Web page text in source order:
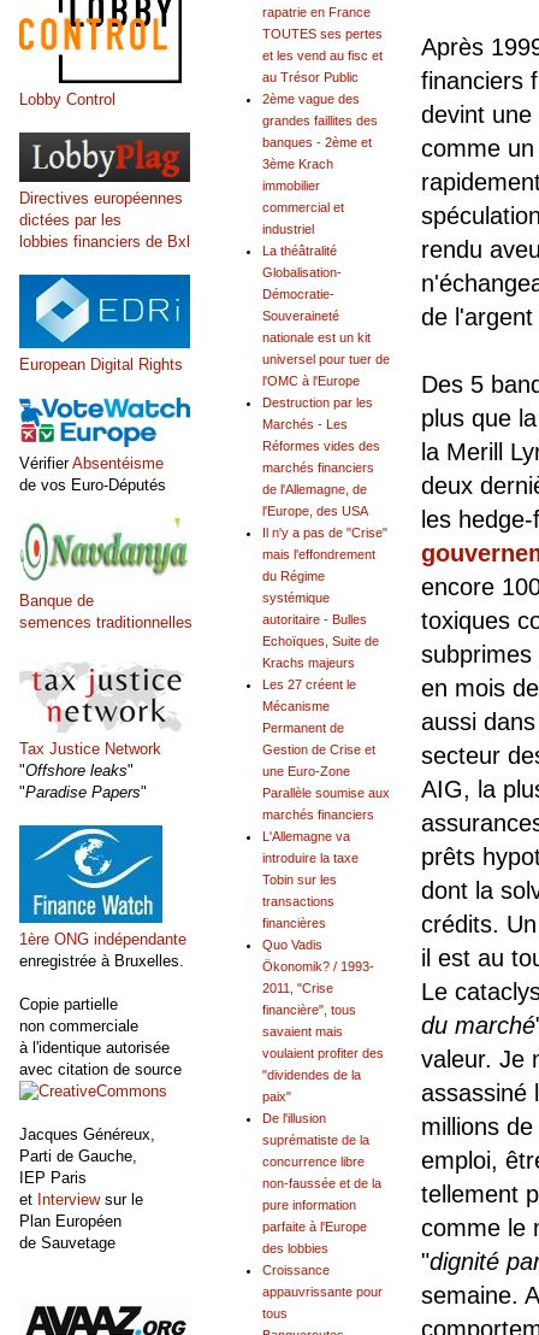
Après
financiers
devint
comme
rendu
de
Des 5
plus que
la Merill
deux
les
encore
toxiques
en mois
aussi
secteur
AIG, la
prêts
dont la
crédits.
il est au
Le
du marché
valeur. Je
assassiné
millions
emploi,
tellement
comme le
"dignité
semaine.
rapatrie en France
TOUTES ses pertes
et les vend au fisc et
au Trésor Public
2ème vague des
grandes faillites des
banques - 2ème et
3ème Krach
immobilier
commercial et
industriel
La théâtralité
Globalisation-
Démocratie-
Souveraineté
nationale est un kit
universel pour tuer de
l'OMC à l'Europe
Destruction par les
Marchés - Les
Réformes vides des
marchés financiers
de l'Allemagne, de
l'Europe, des USA
Il n'y a pas de "Crise"
mais l'effondrement
du Régime
systémique
autoritaire - Bulles
Echoïques, Suite de
Krachs majeurs
Les 27 créent le
Mécanisme
Permanent de
Gestion de Crise et
une Euro-Zone
Parallèle soumise aux
marchés financiers
L'Allemagne va
introduire la taxe
Tobin sur les
transactions
financières
Quo Vadis
Ökonomik? / 1993-
2011, "Crise
financière", tous
savaient mais
voulaient profiter des
"dividendes de la
paix"
De l'illusion
suprématiste de la
concurrence libre
non-faussée et de la
pure information
parfaite à l'Europe
des lobbies
Croissance
appauvrissante pour
tous
Lobby Control
Directives européennes
dictées par les
lobbies financiers de Bxl
European Digital Rights
VérifierAbsentéisme
de vos Euro-Députés
Banque de
semences traditionnelles
Tax Justice Network
"Offshore leaks"
"Paradise Papers"
1ère ONG indépendante
enregistrée à Bruxelles.
Copie partielle
non commerciale
à l'identique autorisée
avec citation de source
Jacques Généreux,
Parti de Gauche,
IEP Paris
et Interviewsur le
Plan Européen
de Sauvetage